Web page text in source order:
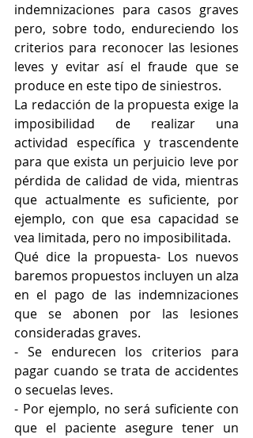
indemnizaciones para casos graves
pero, sobre todo, endureciendo los
criterios para reconocer las lesiones
leves y evitar así el fraude que se
produce en este tipo de siniestros.
La redacción de la propuesta exige la
imposibilidad de realizar una
actividad específica y trascendente
para que exista un perjuicio leve por
pérdida de calidad de vida, mientras
que actualmente es suficiente, por
ejemplo, con que esa capacidad se
vea limitada, pero no imposibilitada.
Qué dice la propuesta- Los nuevos
baremos propuestos incluyen un alza
en el pago de las indemnizaciones
que se abonen por las lesiones
consideradas graves.
- Se endurecen los criterios para
pagar cuando se trata de accidentes
o secuelas leves.
- Por ejemplo, no será suficiente con
que el paciente asegure tener un